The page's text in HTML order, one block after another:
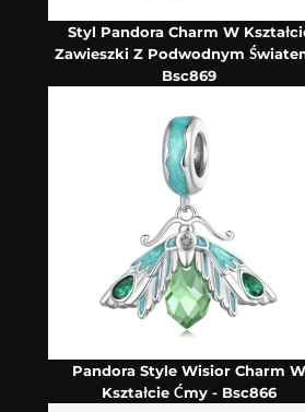
Styl Pandora Charm W
Zawieszki Z Podwodnym
Bsc869
Pandora Style Wisior Charm W
Kształcie Ćmy - Bsc866